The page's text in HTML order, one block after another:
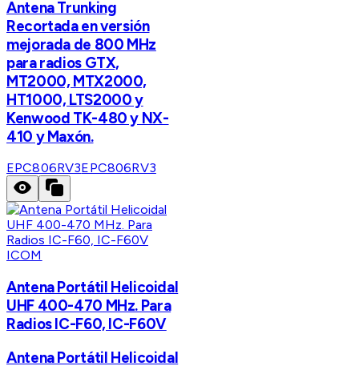
Antena Trunking
Recortada en versión
mejorada de 800 MHz
para radios GTX,
MT2000, MTX2000,
HT1000, LTS2000 y
Kenwood TK-480 y NX-
410 y Maxón.
EPC806RV3EPC806RV3
ICOM
Antena Portátil Helicoidal
UHF 400-470 MHz. Para
Radios IC-F60, IC-F60V
Antena Portátil Helicoidal